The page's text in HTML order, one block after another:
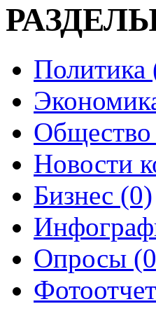
Политика
Новости
Бизнес (0)
Опросы